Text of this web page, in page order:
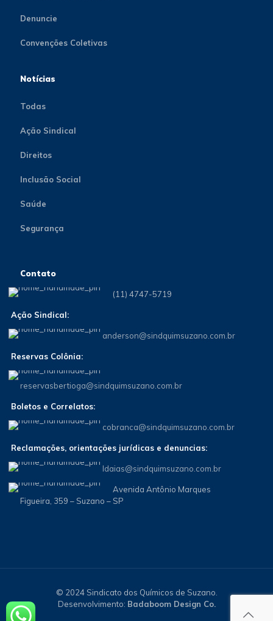
Denuncie
Convenções Coletivas
Notícias
Todas
Ação Sindical
Direitos
Inclusão Social
Saúde
Segurança
Contato
(11) 4747-5719
Ação Sindical:
anderson@sindquimsuzano.com.br
Reservas Colônia:
reservasbertioga@sindquimsuzano.com.br
Boletos e Correlatos:
cobranca@sindquimsuzano.com.br
Reclamações, orientações jurídicas e denuncias:
Idaias@sindquimsuzano.com.br
Avenida Antônio Marques
Figueira, 359 – Suzano – SP
© 2024 Sindicato dos Químicos de Suzano.
Desenvolvimento: Badaboom Design Co.